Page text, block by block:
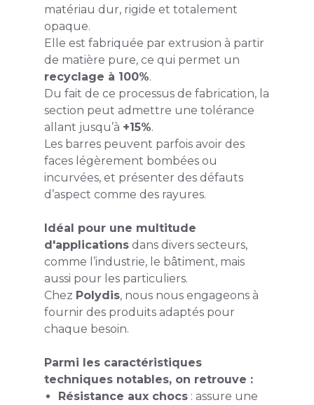
matériau dur, rigide et totalement
opaque.
Elle est fabriquée par extrusion à partir
de matière pure, ce qui permet un
recyclage à 100%.
Du fait de ce processus de fabrication, la
section peut admettre une tolérance
allant jusqu’à +15%.
Les barres peuvent parfois avoir des
faces légèrement bombées ou
incurvées, et présenter des défauts
d’aspect comme des rayures.
Idéal pour une multitude
d'applicationsdans divers secteurs,
comme l’industrie, le bâtiment, mais
aussi pour les particuliers.
Chez Polydis, nous nous engageons à
fournir des produits adaptés pour
chaque besoin.
Parmi les caractéristiques
techniques notables, on retrouve :
Résistance aux chocs: assure une